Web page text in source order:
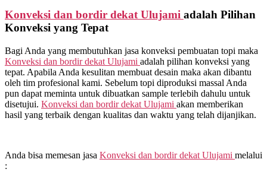
Konveksi dan bordir dekat Ulujami adalah Pilihan
Konveksi yang Tepat
Bagi Anda yang membutuhkan jasa konveksi pembuatan topi maka
Konveksi dan bordir dekat Ulujami adalah pilihan konveksi yang
tepat. Apabila Anda kesulitan membuat desain maka akan dibantu
oleh tim profesional kami. Sebelum topi diproduksi massal Anda
pun dapat meminta untuk dibuatkan sample terlebih dahulu untuk
disetujui. Konveksi dan bordir dekat Ulujami akan memberikan
hasil yang terbaik dengan kualitas dan waktu yang telah dijanjikan.
Anda bisa memesan jasa Konveksi dan bordir dekat Ulujami melalui
: